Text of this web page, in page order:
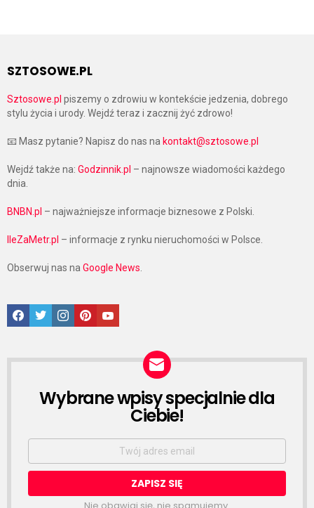
SZTOSOWE.PL
Sztosowe.pl piszemy o zdrowiu w kontekście jedzenia, dobrego
stylu życia i urody. Wejdź teraz i zacznij żyć zdrowo!
📧 Masz pytanie? Napisz do nas na kontakt@sztosowe.pl
Wejdź także na: Godzinnik.pl – najnowsze wiadomości każdego
dnia.
BNBN.pl – najważniejsze informacje biznesowe z Polski.
IleZaMetr.pl – informacje z rynku nieruchomości w Polsce.
Obserwuj nas na Google News
Facebook
TwitterInstagramPinterestGoogle News
NEWSLETTER
Wybrane wpisy specjalnie dla
Ciebie!
Email
Nie obawiaj się, nie spamujemy.